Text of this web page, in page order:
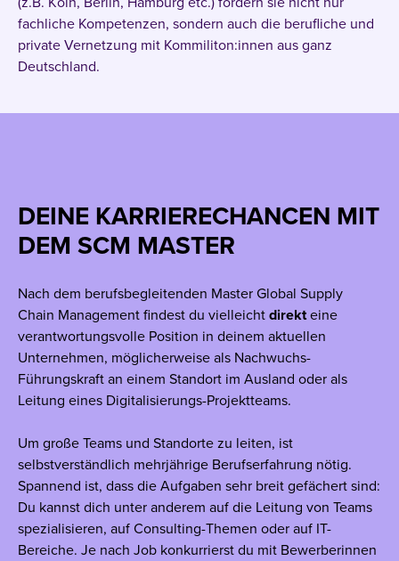
fachliche Kompetenzen, sondern auch die berufliche und
private Vernetzung mit Kommiliton:innen aus ganz
Deutschland.
DEINE KARRIERECHANCEN MIT
DEM SCM MASTER
Nach dem berufsbegleitenden Master Global Supply
Chain Management findest du vielleicht direkteine
verantwortungsvolle Position in deinem aktuellen
Unternehmen, möglicherweise als Nachwuchs-
Führungskraft an einem Standort im Ausland oder als
Leitung eines Digitalisierungs-Projektteams.
Um große Teams und Standorte zu leiten, ist
selbstverständlich mehrjährige Berufserfahrung nötig.
Spannend ist, dass die Aufgaben sehr breit gefächert sind:
Du kannst dich unter anderem auf die Leitung von Teams
spezialisieren, auf Consulting-Themen oder auf IT-
Bereiche. Je nach Job konkurrierst du mit Bewerberinnen